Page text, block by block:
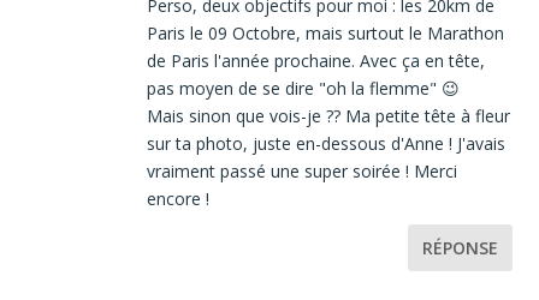
Perso, deux objectifs pour moi : les 20km de
Paris le 09 Octobre, mais surtout le Marathon
de Paris l'année prochaine. Avec ça en tête,
pas moyen de se dire "oh la flemme" 😉
Mais sinon que vois-je ?? Ma petite tête à fleur
sur ta photo, juste en-dessous d'Anne ! J'avais
vraiment passé une super soirée ! Merci
encore !
RÉPONSE